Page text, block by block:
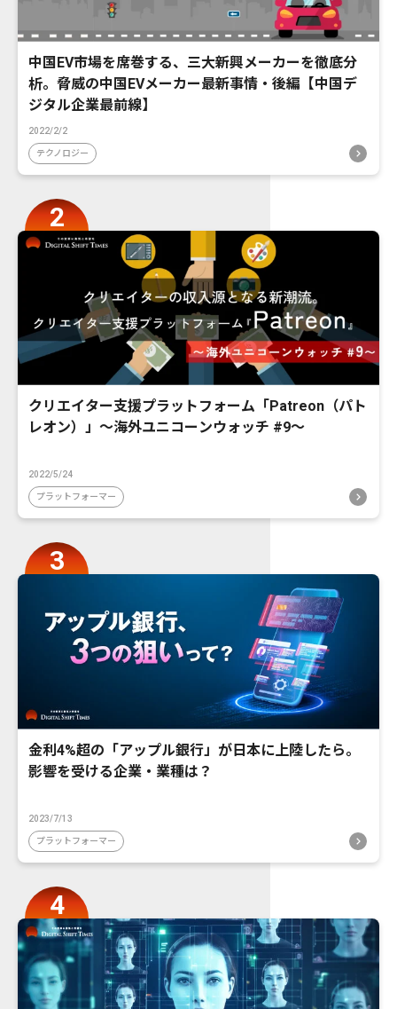
中国EV市場を席巻する、三大新興メーカーを徹底分
析。脅威の中国EVメーカー最新事情・後編【中国デ
ジタル企業最前線】
2022/2/2
テクノロジー
クリエイター支援プラットフォーム「Patreon（パト
レオン）」〜海外ユニコーンウォッチ #9〜
2022/5/24
プラットフォーマー
金利4%超の「アップル銀行」が日本に上陸したら。
影響を受ける企業・業種は？
2023/7/13
プラットフォーマー